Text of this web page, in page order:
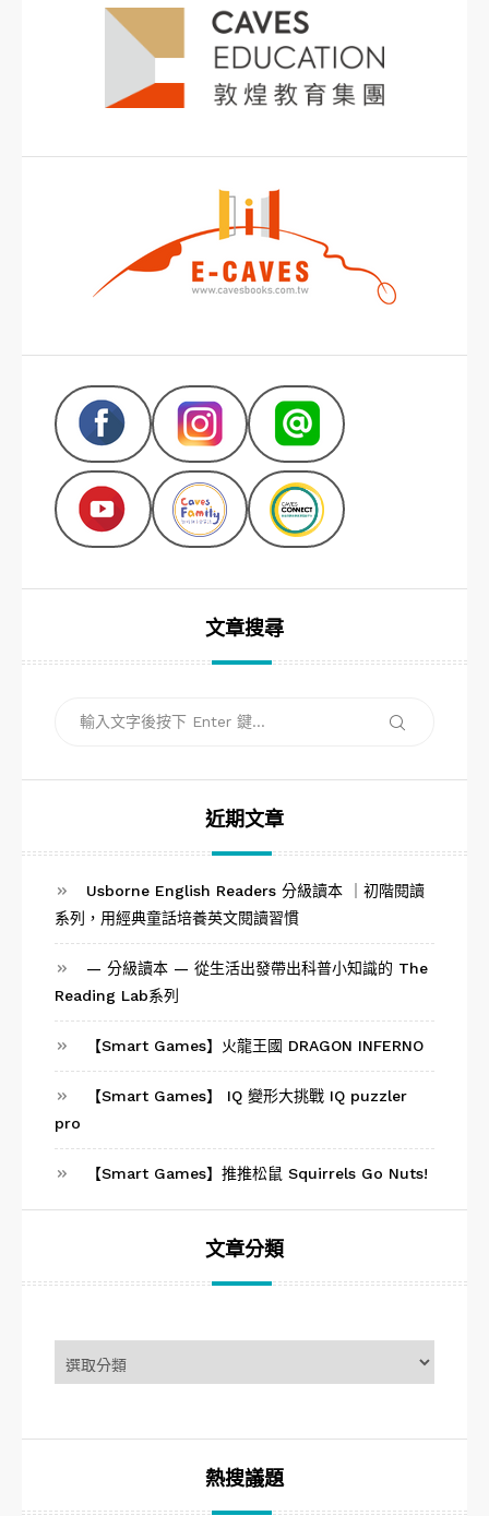
文章搜尋
搜
近期文章
Usborne English Readers 分級讀本 ｜初階閱讀
系列，用經典童話培養英文閱讀習慣
— 分級讀本 — 從生活出發帶出科普小知識的 The
Reading Lab系列
【Smart Games】火龍王國 DRAGON INFERNO
【Smart Games】 IQ 變形大挑戰 IQ puzzler
pro
【Smart Games】推推松鼠 Squirrels Go Nuts!
文章分類
章
分
熱搜議題